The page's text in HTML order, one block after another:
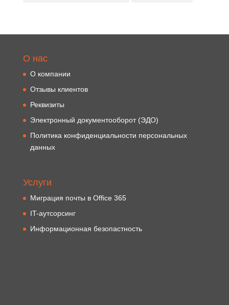
О нас
О компании
Отзывы клиентов
Реквизиты
Электронный документооборот (ЭДО)
Политика конфиденциальности персональных
данных
Услуги
Миграция почты в Office 365
IT-аутсорсинг
Информационная безопастность